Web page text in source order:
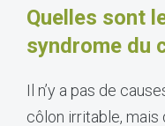
Quelles sont
syndrome du
Il n’y a pas de
côlon irritable, mais